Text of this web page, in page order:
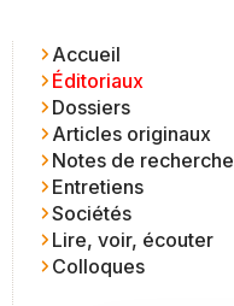
Accueil
Éditoriaux
Dossiers
Articles originaux
Notes de recherche
Entretiens
Sociétés
Lire, voir, écouter
Colloques